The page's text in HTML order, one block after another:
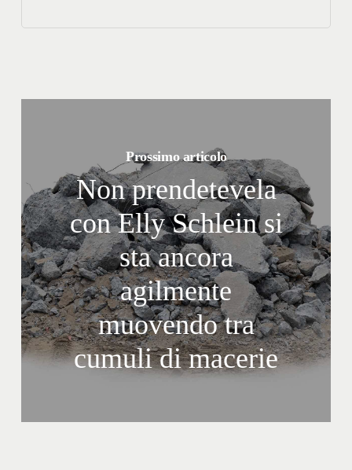
Prossimo articolo
Non prendetevela
con Elly Schlein si
sta ancora
agilmente
muovendo tra
cumuli di macerie